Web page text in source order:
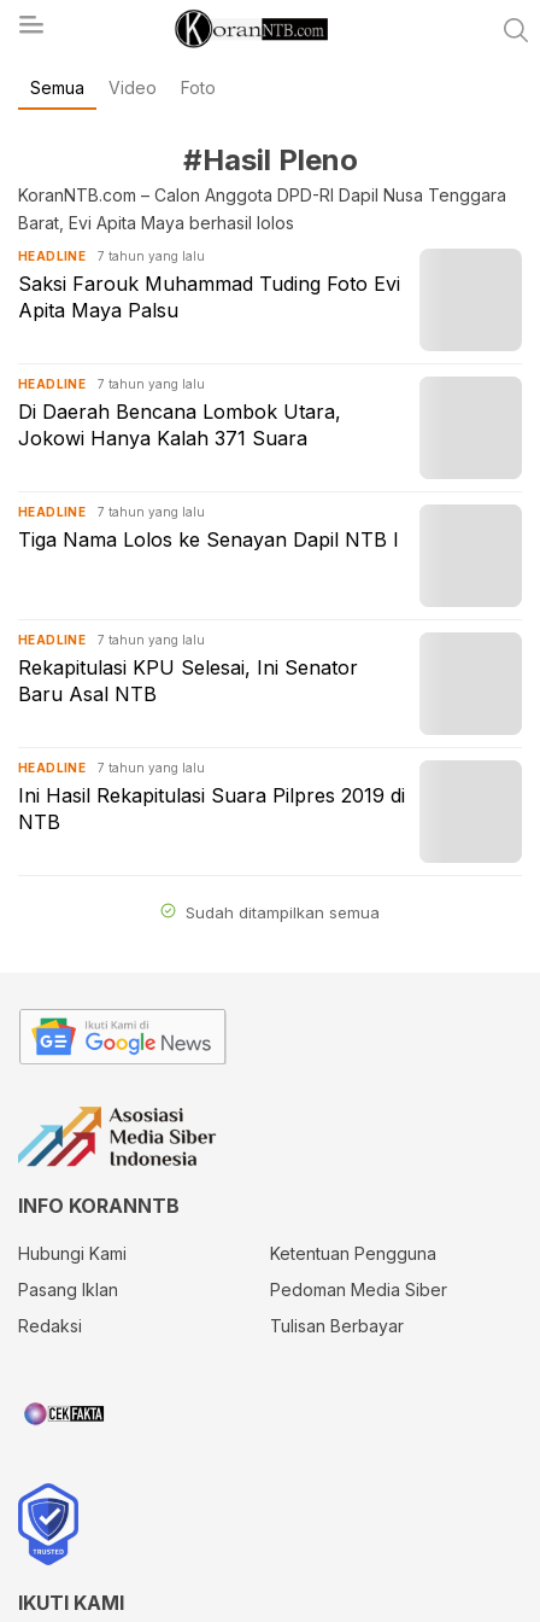
koranntb.com
Semua Video Foto
#Hasil Pleno
KoranNTB.com – Calon Anggota DPD-RI Dapil Nusa Tenggara
Barat, Evi Apita Maya berhasil lolos
HEADLINE 7 tahun yang lalu
Saksi Farouk Muhammad Tuding Foto Evi
Apita Maya Palsu
HEADLINE 7 tahun yang lalu
Di Daerah Bencana Lombok Utara,
Jokowi Hanya Kalah 371 Suara
HEADLINE 7 tahun yang lalu
Tiga Nama Lolos ke Senayan Dapil NTB I
HEADLINE 7 tahun yang lalu
Rekapitulasi KPU Selesai, Ini Senator
Baru Asal NTB
HEADLINE 7 tahun yang lalu
Ini Hasil Rekapitulasi Suara Pilpres 2019 di
NTB
Sudah ditampilkan semua
INFO KORANNTB
Hubungi Kami
Ketentuan Pengguna
Pasang Iklan
Pedoman Media Siber
Redaksi
Tulisan Berbayar
IKUTI KAMI